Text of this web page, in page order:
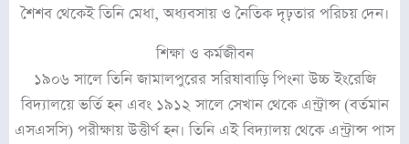
শৈশব থেকেই তিনি মেধা, অধ্যবসায় ও নৈতিক দৃঢ়তার পরিচয় দেন।
শিক্ষা ও কর্মজীবন
১৯০৬ সালে তিনি জামালপুরের সরিষাবাড়ি পিংনা উচ্চ ইংরেজি
বিদ্যালয়ে ভর্তি হন এবং ১৯১২ সালে সেখান থেকে এন্ট্রান্স (বর্তমান
এসএসসি) পরীক্ষায় উত্তীর্ণ হন। তিনি এই বিদ্যালয় থেকে এন্ট্রান্স পাস